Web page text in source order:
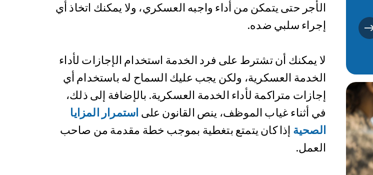
الأجر حتى يتمكن من أداء واجبه العسكري، ولا يمكنك اتخاذ أي
إجراء سلبي ضده.
لا يمكنك أن تشترط على فرد الخدمة استخدام الإجازات لأداء
الخدمة العسكرية، ولكن يجب عليك السماح له باستخدام أي
إجازات متراكمة لأداء الخدمة العسكرية. بالإضافة إلى ذلك،
في أثناء غياب الموظف، ينص القانون على استمرار المزايا
الصحية إذا كان يتمتع بتغطية بموجب خطة مقدمة من صاحب
العمل.